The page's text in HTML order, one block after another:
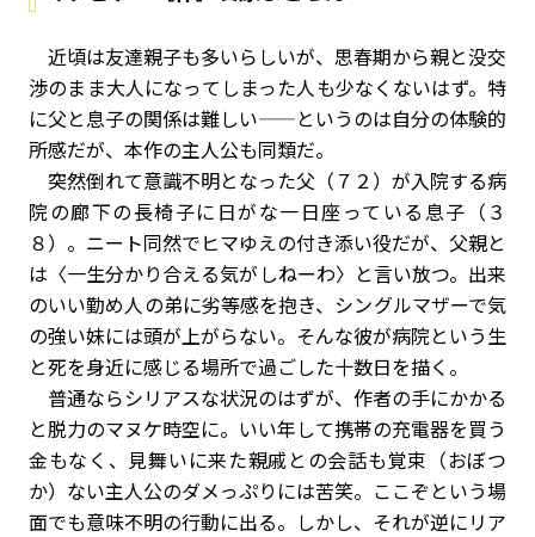
近頃は友達親子も多いらしいが、思春期から親と没交
渉のまま大人になってしまった人も少なくないはず。特
に父と息子の関係は難しい——というのは自分の体験的
所感だが、本作の主人公も同類だ。
突然倒れて意識不明となった父（７２）が入院する病
院の廊下の長椅子に日がな一日座っている息子（３
８）。ニート同然でヒマゆえの付き添い役だが、父親と
は〈一生分かり合える気がしねーわ〉と言い放つ。出来
のいい勤め人の弟に劣等感を抱き、シングルマザーで気
の強い妹には頭が上がらない。そんな彼が病院という生
と死を身近に感じる場所で過ごした十数日を描く。
普通ならシリアスな状況のはずが、作者の手にかかる
と脱力のマヌケ時空に。いい年して携帯の充電器を買う
金もなく、見舞いに来た親戚との会話も覚束（おぼつ
か）ない主人公のダメっぷりには苦笑。ここぞという場
面でも意味不明の行動に出る。しかし、それが逆にリア